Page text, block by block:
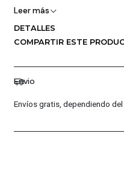
Superficie, Favoreciendo
Base Se Realza Aún Más
Estampado En La Parte
Permitiendo Que Destaque
Leer más
DETALLES
COMPARTIR ESTE
Envio
Envíos gratis, dependiendo